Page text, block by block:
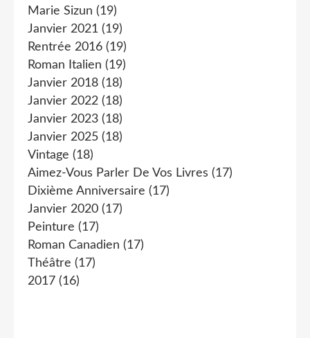
Marie Sizun (19)
Janvier 2021 (19)
Rentrée 2016 (19)
Roman Italien (19)
Janvier 2018 (18)
Janvier 2022 (18)
Janvier 2023 (18)
Janvier 2025 (18)
Vintage (18)
Aimez-Vous Parler De Vos Livres (17)
Dixième Anniversaire (17)
Janvier 2020 (17)
Peinture (17)
Roman Canadien (17)
Théâtre (17)
2017 (16)